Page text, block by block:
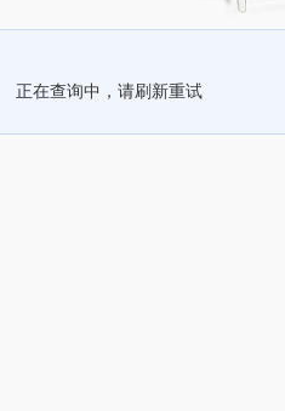
正在查询中，请刷新重试